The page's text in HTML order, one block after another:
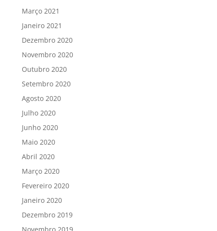
Março 2021
Janeiro 2021
Dezembro 2020
Novembro 2020
Outubro 2020
Setembro 2020
Agosto 2020
Julho 2020
Junho 2020
Maio 2020
Abril 2020
Março 2020
Fevereiro 2020
Janeiro 2020
Dezembro 2019